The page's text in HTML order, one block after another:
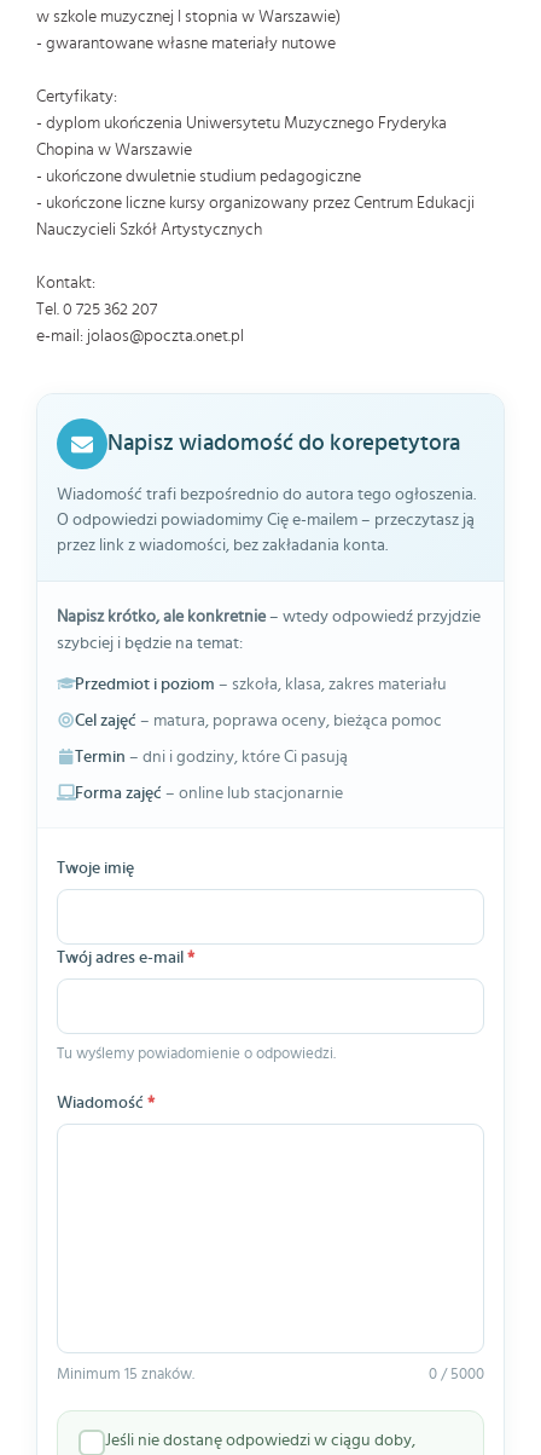
w szkole muzycznej I stopnia w Warszawie)
- gwarantowane własne materiały nutowe
Certyfikaty:
- dyplom ukończenia Uniwersytetu Muzycznego Fryderyka
Chopina w Warszawie
- ukończone dwuletnie studium pedagogiczne
- ukończone liczne kursy organizowany przez Centrum Edukacji
Nauczycieli Szkół Artystycznych
Kontakt:
Tel. 0 725 362 207
e-mail: jolaos@poczta.onet.pl
Napisz wiadomość do korepetytora
Wiadomość trafi bezpośrednio do autora tego ogłoszenia.
O odpowiedzi powiadomimy Cię e-mailem – przeczytasz ją
przez link z wiadomości, bez zakładania konta.
Napisz krótko, ale konkretnie– wtedy odpowiedź przyjdzie
szybciej i będzie na temat:
Przedmiot i poziom – szkoła, klasa, zakres materiału
Cel zajęć – matura, poprawa oceny, bieżąca pomoc
Termin – dni i godziny, które Ci pasują
Forma zajęć – online lub stacjonarnie
Twoje imię
Twój adres e-mail *
Tu wyślemy powiadomienie o odpowiedzi.
Wiadomość *
Minimum 15 znaków. 0 / 5000
Jeśli nie dostanę odpowiedzi w ciągu doby,